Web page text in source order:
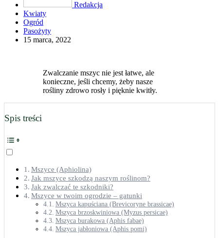
Redakcja
Kwiaty
Ogród
Pasożyty
15 marca, 2022
Zwalczanie mszyc nie jest łatwe, ale
konieczne, jeśli chcemy, żeby nasze
rośliny zdrowo rosły i pięknie kwitły.
Spis treści
Mszyce (Aphiolina)
Jak mszyce szkodzą naszym roślinom?
Jak zwalczać te szkodniki?
Mszyce w twoim ogrodzie – gatunki
Mszyca kapuściana (Brevicoryne brassicae)
Mszyca brzoskwiniowa (Myzus persicae)
Mszyca burakowa (Aphis fabae)
Mszyca jabłoniowa (Aphis pomi)